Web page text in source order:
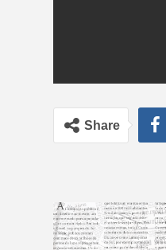
Share